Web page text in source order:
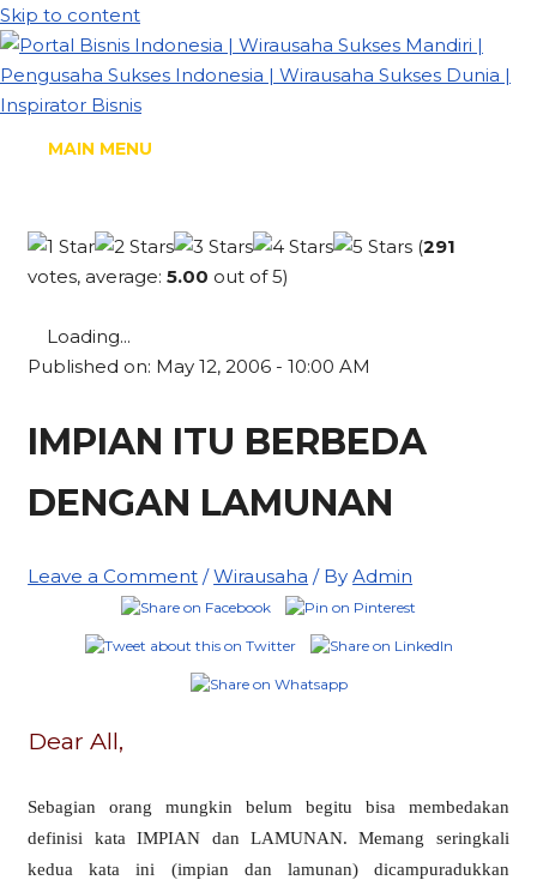
Skip to content
MAIN MENU
(291
votes, average:5.00 out of 5)
Loading...
Published on: May 12, 2006 - 10:00 AM
IMPIAN ITU BERBEDA
DENGAN LAMUNAN
Leave a Comment /Wirausaha / ByAdmin
Dear All,
Sebagian orang mungkin belum begitu bisa membedakan
definisi kata IMPIAN dan LAMUNAN. Memang seringkali
kedua kata ini (impian dan lamunan) dicampuradukkan